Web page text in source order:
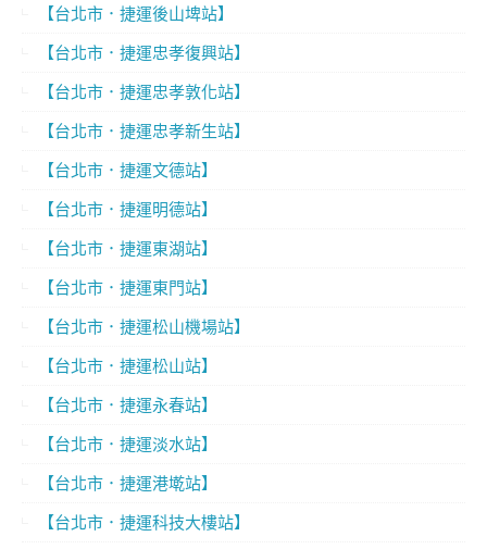
【台北市．捷運後山埤站】
【台北市．捷運忠孝復興站】
【台北市．捷運忠孝敦化站】
【台北市．捷運忠孝新生站】
【台北市．捷運文德站】
【台北市．捷運明德站】
【台北市．捷運東湖站】
【台北市．捷運東門站】
【台北市．捷運松山機場站】
【台北市．捷運松山站】
【台北市．捷運永春站】
【台北市．捷運淡水站】
【台北市．捷運港墘站】
【台北市．捷運科技大樓站】